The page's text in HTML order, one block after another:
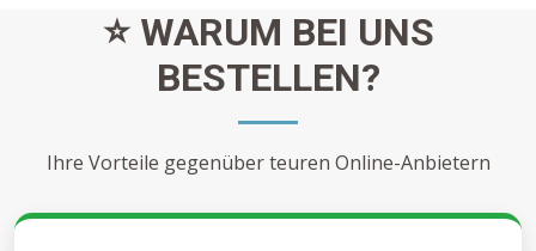
⭐ WARUM BEI UNS
BESTELLEN?
Ihre Vorteile gegenüber teuren Online-Anbietern